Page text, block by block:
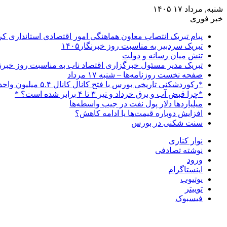
شنبه, مرداد ۱۷ ۱۴۰۵
خبر فوری
پیام تبریک انتصاب معاون هماهنگی امور اقتصادی
تبریک سردبیر به مناسبت روز خبرنگار۱۴۰۵
تنش میان رسانه و دولت
تبریک مدیر مسئول خبرگزاری اقتصاد ناب به مناسبت روز
صفحه نخست روزنامه‌ها – شنبه ۱۷ مرداد
*رکوردشکنی تاریخی بورس با فتح کانال کانال ۵.۴ میلیون واحدی*
*چرا قبض آب و برق خرداد و تیر ۳ تا ۴ برابر شده است؟ *
میلیاردها دلار پول نفت در جیب واسطه‌ها
افزایش دوباره قیمت‌ها یا ادامه کاهش؟
سنت شکنی در بورس
نوار کناری
نوشته تصادفی
ورود
اینستاگرام
یوتیوب
توییتر
فیسبوک